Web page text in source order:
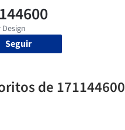
Seguir
de 171144600